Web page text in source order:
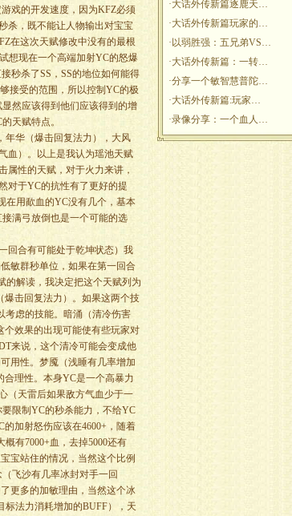
戏的开发速度，因为KFZ必须
杀，既不能让人物输出对宝宝
在这次天赋修改中没有的最根
想现在一个高端加射YC的怒爆
秒杀了SS，SS的地位如何能得
接受的范围，所以控制YC的极
然应该得到他们应该得到的增
天赋特点。
华（爆击回复法力），大风
血）。以上是我认为瑶池天赋
属性的天赋，对于火力来讲，
对于YC的抗性有了更好的提
在用歃血的YC没有几个，基本
满弓放倒也是一个可能的选
合有可能处于乾坤状态）我
敏群秒单位，如果在第一回合
的解读，我决定把这个天赋列为
击回复法力）。如果这两个技
考虑的技能。暗涌（清冷伤害
个效果的出现可能使有些玩家对
来说，这个清冷可能会变成他
用性。梦魇（浅睡有几率增加
理性。本身YC是一个高暴力
（天雷后如果敌方气血少于一
限制YC的秒杀能力，不给YC
加射怒伤应该在4600+，随着
有7000+血，去掉5000还有
宝站住的情况，当然这个比例
飞沙有几率冰封对手一回
更多的加敏理由，当然这个冰
标法力消耗增加的BUFF），天
·大话外传新篇逐鹿天…
·大话外传新篇玩家的…
· 以弱胜强：五兄弟VS…
·大话外传新篇：一转…
·分享一个敏智慧普陀…
·大话外传新篇:玩家…
·录像分享：一个血人…